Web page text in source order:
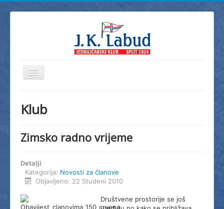
Prikaz/Sakrivanje
JK Labud
Škola jedrenja
Foto
Video
Klub
Zimsko radno vrijeme
Detalji
Kategorija: Novosti za članove
Objavljeno: 22 Studeni 2010
Društvene prostorije se još